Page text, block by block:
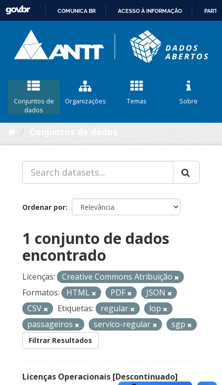
CONTEÚDO
COMUNICA BR ACESSO À INFORMAÇÃO
Conjuntos de
dados
Organizações Temas Sobre
Ordenar por
1 conjunto de dados
encontrado
Licenças:
Creative Commons Atribuição
Formatos:
HTML PDF
JSON
CSV
Etiquetas: regular
lop
passageiros
servico-regular sgp
Filtrar Resultados
Licenças Operacionais [Descontinuado]